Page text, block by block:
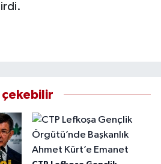
çekebilir